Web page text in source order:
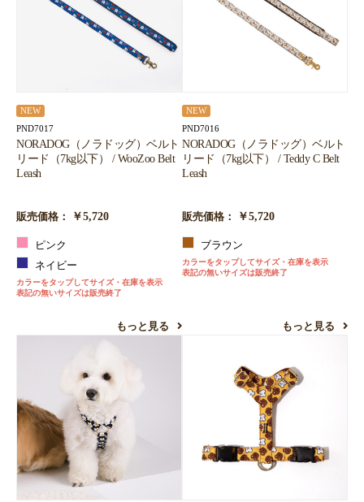
NEW
PND7017
NORADOG（ノラドッグ）ベルト
リード（7kg以下） / WooZoo Belt
Leash
販売価格： ￥5,720
ピンク
ネイビー
カラーをタップしてサイズ・在庫を表示
表記の無いサイズは販売終了
もっと見る
NEW
PND7016
NORADOG（ノラドッグ）ベルト
リード（7kg以下） / Teddy C Belt
Leash
販売価格： ￥5,720
ブラウン
カラーをタップしてサイズ・在庫を表示
表記の無いサイズは販売終了
もっと見る